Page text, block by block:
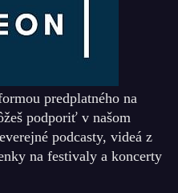
predplatného na
podporiť v našom
podcasty, videá z
na festivaly a koncerty